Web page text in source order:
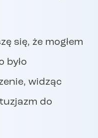
się, że mogłem
było
widząc
do